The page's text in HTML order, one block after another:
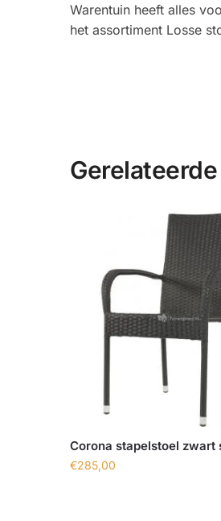
Warentuin heeft alles
het assortiment Losse
Corona stapelstoel zwart
€285,00